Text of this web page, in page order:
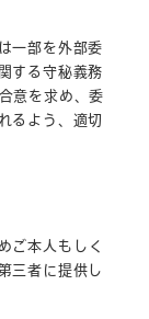
一部を外部委
する守秘義務
意を求め、委
るよう、適切
ご本人もしく
三者に提供し